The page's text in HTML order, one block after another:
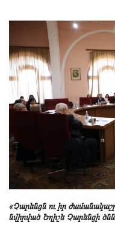
«Չարենցն ու իր
նվիրված Եղիշե Չարենցի